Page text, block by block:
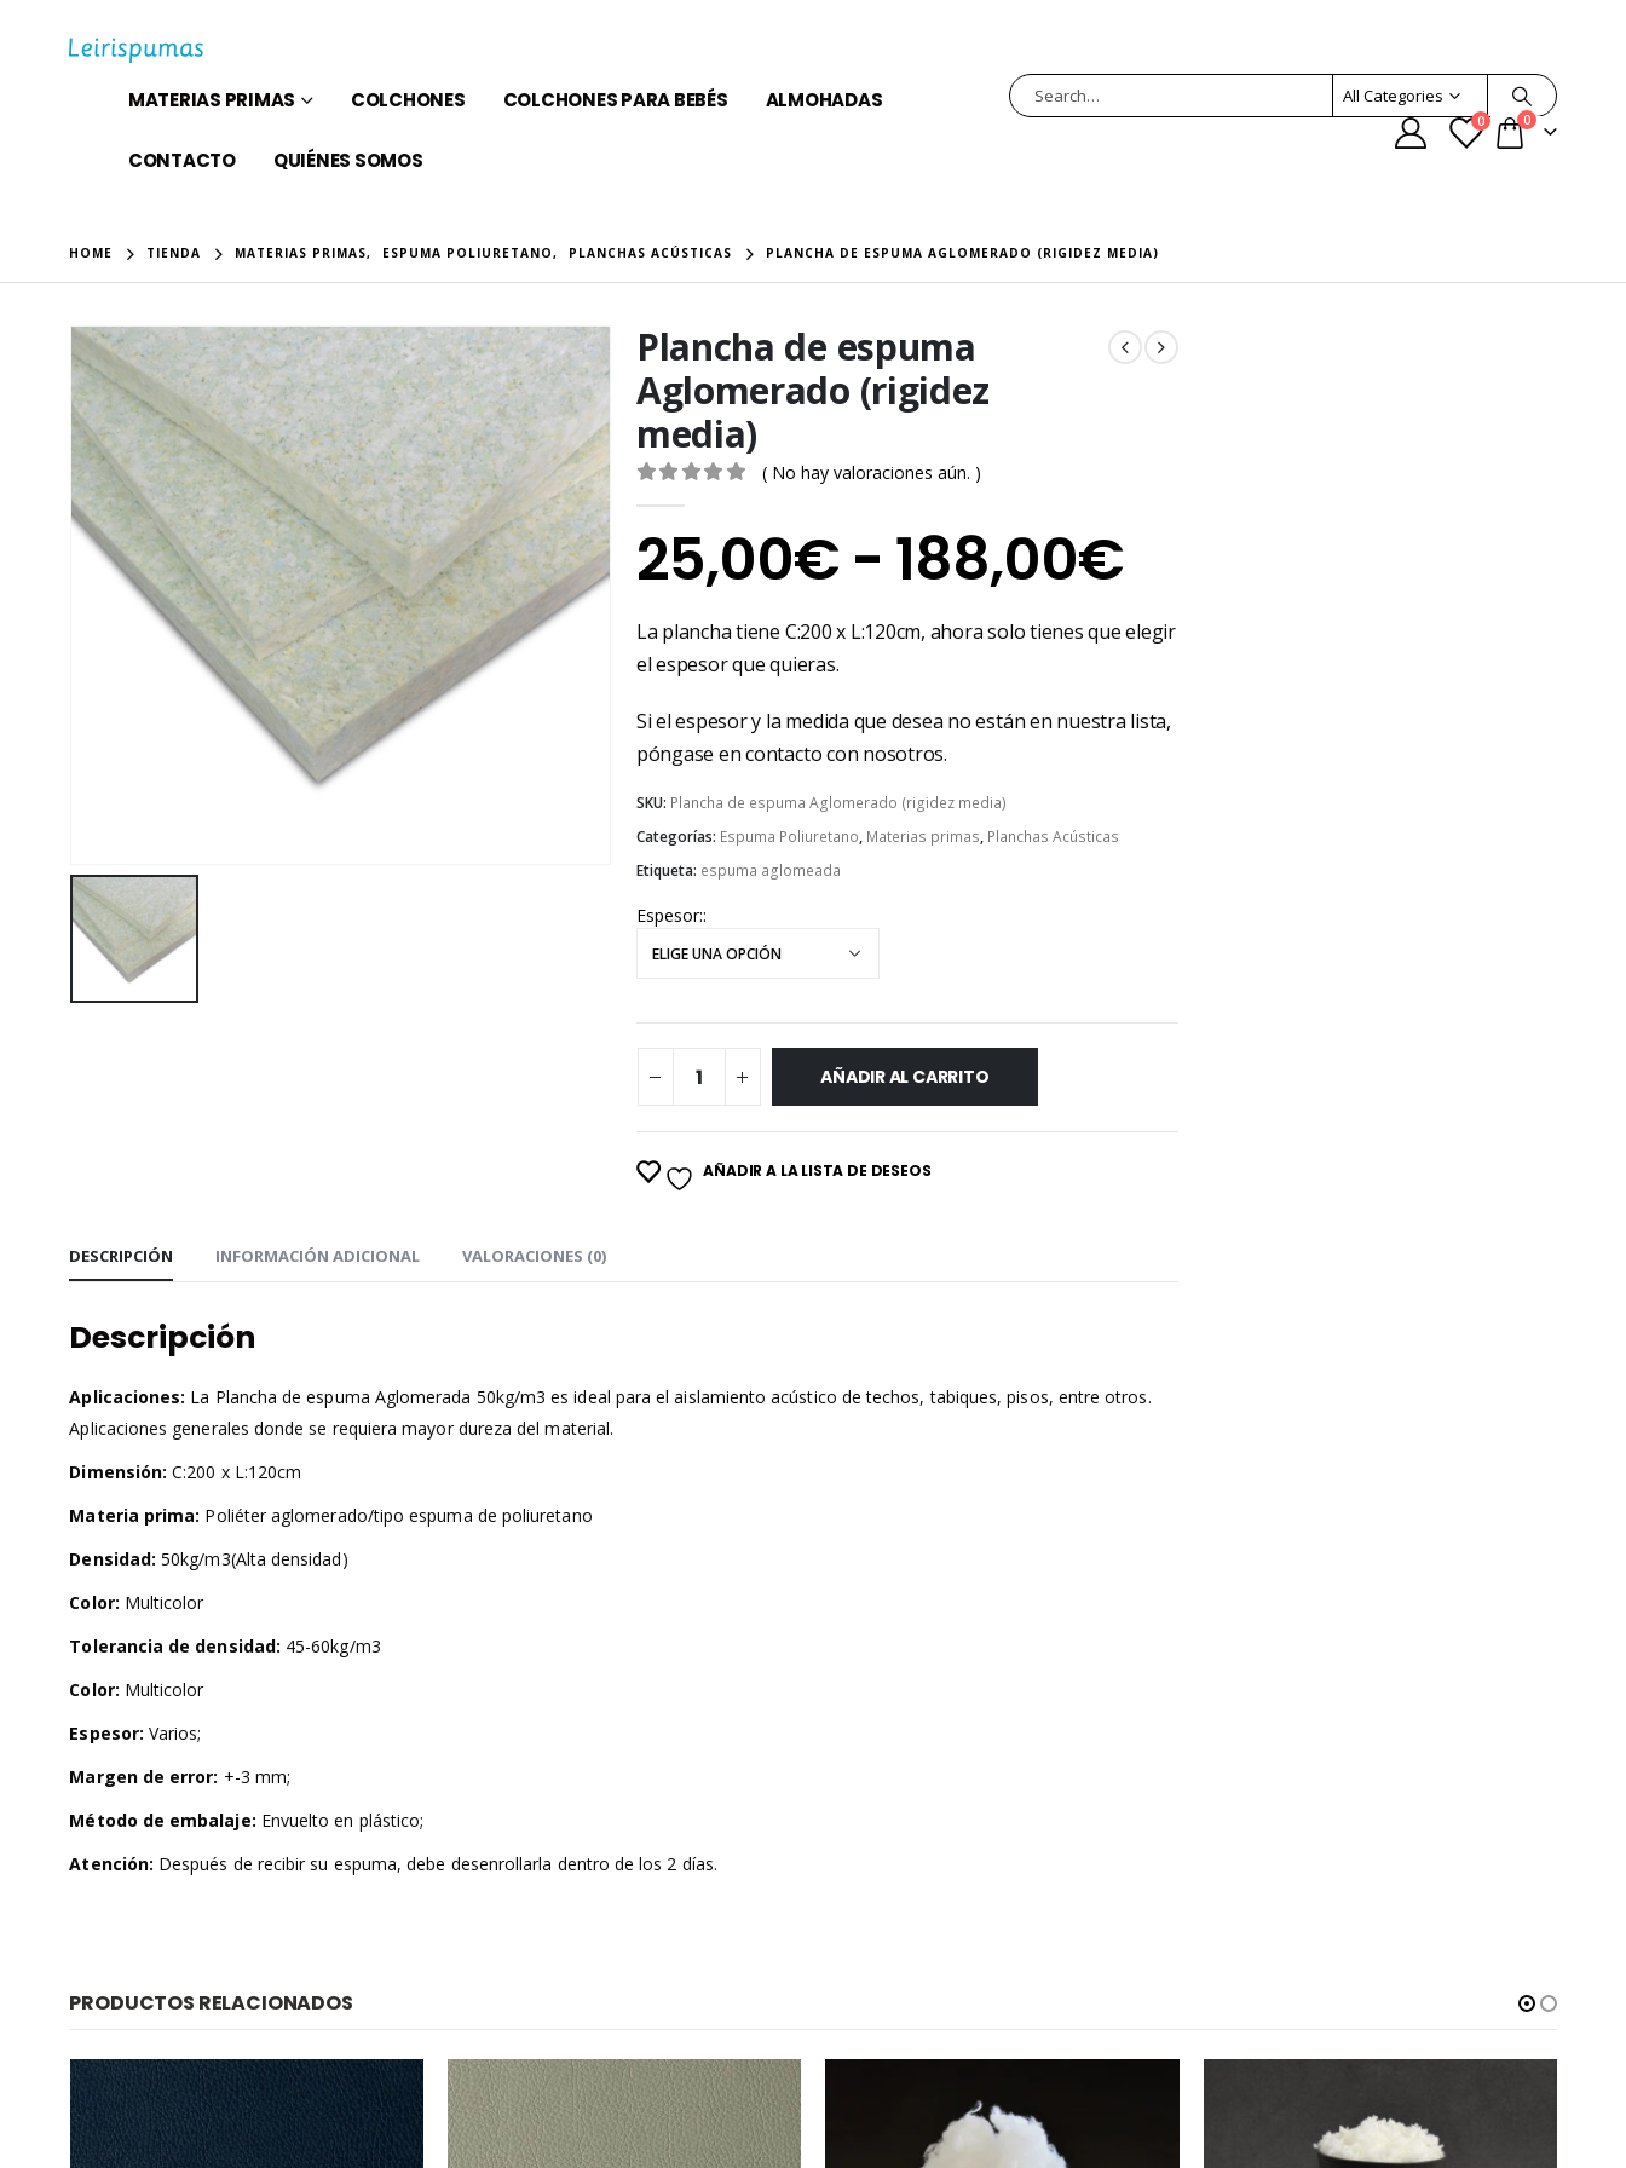
MATERIAS PRIMAS COLCHONES COLCHONES PARA BEBÉS ALMOHADAS
CONTACTO QUIÉNES SOMOS
All Categories
0 0
HOME TIENDA MATERIAS PRIMAS, ESPUMA POLIURETANO, PLANCHAS ACÚSTICAS PLANCHA DE ESPUMA AGLOMERADO (RIGIDEZ MEDIA)
Plancha de espuma
Aglomerado (rigidez
media)
( No hay valoraciones aún. )
25,00€ - 188,00€
de
desde
La plancha tiene C:200 x L:120cm, ahora solo tienes que elegir
el espesor que quieras.
Si el espesor y la medida que desea no están en nuestra lista,
póngase en contacto con nosotros.
SKU: Plancha de espuma Aglomerado (rigidez media)
Categorías: Espuma Poliuretano, Materias primas, Planchas Acústicas
Etiqueta: espuma aglomeada
Espesor:
AÑADIR AL CARRITO
AÑADIR A LA LISTA DE DESEOS
DESCRIPCIÓN INFORMACIÓN ADICIONAL VALORACIONES (0)
Descripción
Aplicaciones: La Plancha de espuma Aglomerada 50kg/m3 es ideal para el aislamiento acústico de techos, tabiques, pisos, entre otros.
Aplicaciones generales donde se requiera mayor dureza del material.
Dimensión: C:200 x L:120cm
Materia prima: Poliéter aglomerado/tipo espuma de poliuretano
Densidad: 50kg/m3(Alta densidad)
Color: Multicolor
Tolerancia de densidad: 45-60kg/m3
Color: Multicolor
Espesor: Varios;
Margen de error: +-3 mm;
Método de embalaje: Envuelto en plástico;
Atención: Después de recibir su espuma, debe desenrollarla dentro de los 2 días.
PRODUCTOS RELACIONADOS